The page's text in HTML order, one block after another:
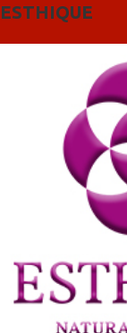
ESTHIQUE